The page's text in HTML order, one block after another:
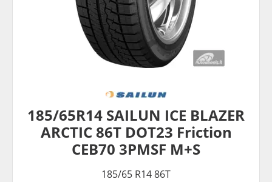
185/65R14 SAILUN ICE BLAZER
ARCTIC 86T DOT23 Friction
CEB70 3PMSF M+S
185/65 R14 86T